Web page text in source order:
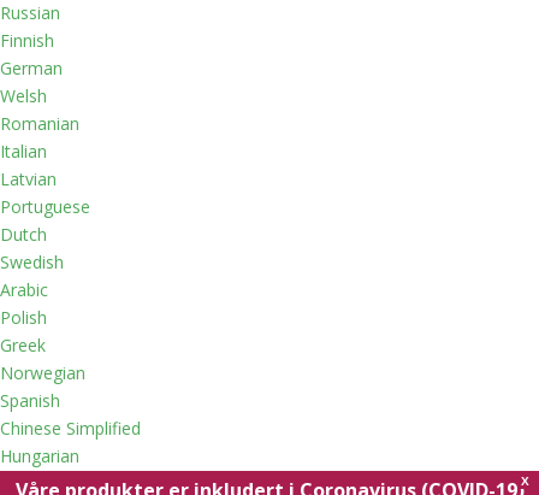
Russian
Finnish
German
Welsh
Romanian
Italian
Latvian
Portuguese
Dutch
Swedish
Arabic
Polish
Greek
Norwegian
Spanish
Chinese Simplified
Hungarian
X